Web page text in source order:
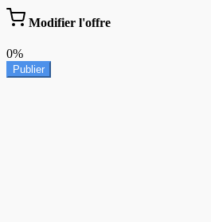
Modifier l'offre
0%
Publier